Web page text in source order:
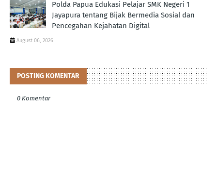
Polda Papua Edukasi Pelajar SMK Negeri 1
Jayapura tentang Bijak Bermedia Sosial dan
Pencegahan Kejahatan Digital
August 06, 2026
POSTING KOMENTAR
0 Komentar